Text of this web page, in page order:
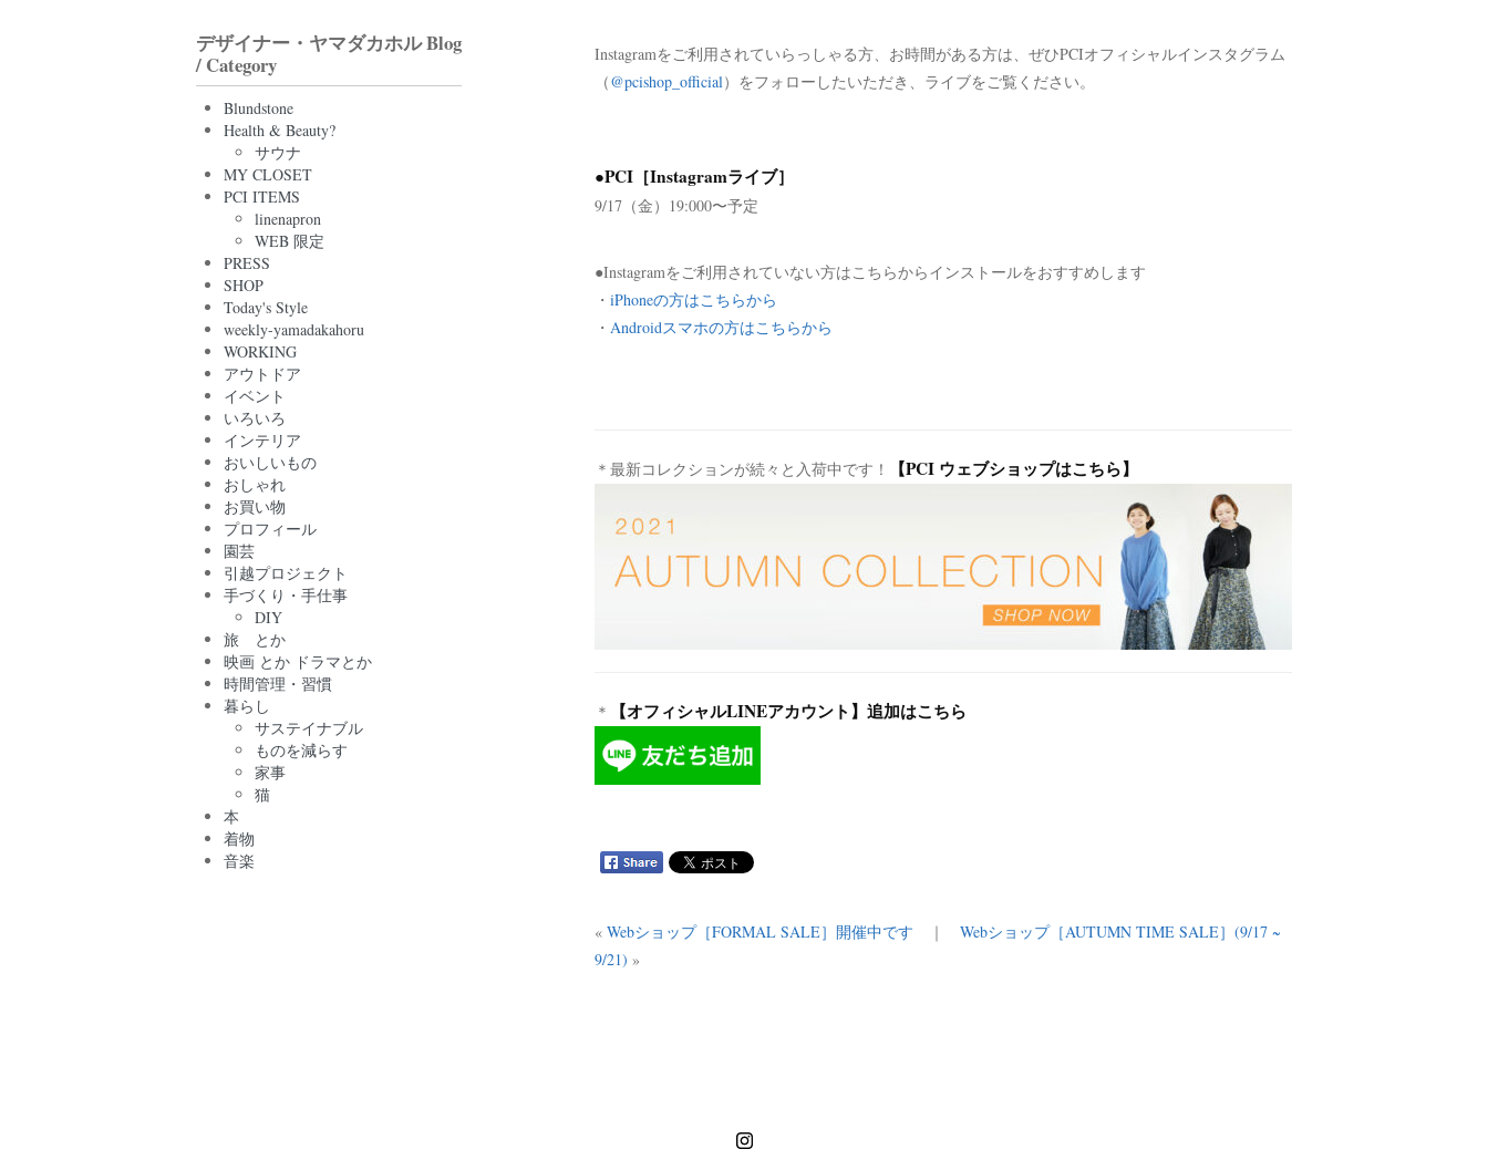
Instagramをご利用されていらっしゃる方、お時間がある方は、ぜひPCIオフィシャルインスタグラム
（@pcishop_official）をフォローしたいただき、ライブをご覧ください。
●PCI［Instagramライブ］
9/17（金）19:000〜予定
●Instagramをご利用されていない方はこちらからインストールをおすすめします
・ iPhoneの方はこちらから
・ Androidスマホの方はこちらから
＊最新コレクションが続々と入荷中です！ 【PCI ウェブショップはこちら】
＊ 【オフィシャルLINEアカウント】追加はこちら
« Webショップ［FORMAL SALE］開催中です ｜ Webショップ［AUTUMN TIME SALE］(9/17 ~
9/21) »
デザイナー・ヤマダカホル Blog
/ Category
Blundstone
Health & Beauty?
サウナ
MY CLOSET
PCI ITEMS
linenapron
WEB 限定
PRESS
SHOP
Today's Style
weekly-yamadakahoru
WORKING
アウトドア
イベント
いろいろ
インテリア
おいしいもの
おしゃれ
お買い物
プロフィール
園芸
引越プロジェクト
手づくり・手仕事
DIY
旅 とか
映画 とか ドラマとか
時間管理・習慣
暮らし
サステイナブル
ものを減らす
家事
猫
本
着物
音楽